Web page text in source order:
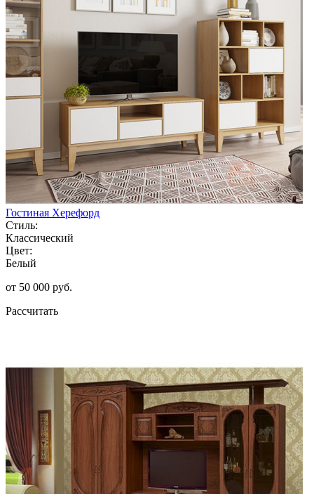
Гостиная Херефорд
Стиль:
Классический
Цвет:
Белый
от 50 000 руб.
Рассчитать